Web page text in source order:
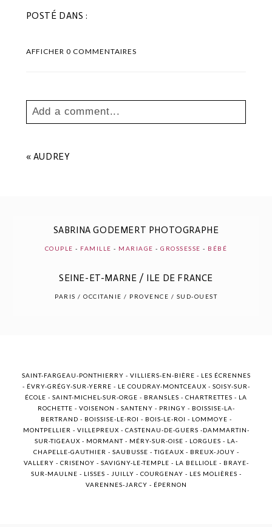
POSTÉ DANS :
AFFICHER0 COMMENTAIRES
Add a comment...
Les champs marqués sont requis *
POST COMMENT
« AUDREY
SABRINA GODEMERT PHOTOGRAPHE
COUPLE - FAMILLE - MARIAGE -GROSSESSE - BÉBÉ
SEINE-ET-MARNE / ILE DE FRANCE
PARIS / OCCITANIE / PROVENCE / SUD-OUEST
SAINT-FARGEAU-PONTHIERRY - VILLIERS-EN-BIÈRE - LES ÉCRENNES
- ÉVRY-GRÉGY-SUR-YERRE - LE COUDRAY-MONTCEAUX - SOISY-SUR-
ÉCOLE - SAINT-MICHEL-SUR-ORGE - BRANSLES - CHARTRETTES - LA
ROCHETTE - VOISENON - SANTENY - PRINGY - BOISSISE-LA-
BERTRAND - BOISSISE-LE-ROI - BOIS-LE-ROI - LOMMOYE -
MONTPELLIER - VILLEPREUX - CASTENAU-DE-GUERS -DAMMARTIN-
SUR-TIGEAUX - MORMANT - MÉRY-SUR-OISE - LORGUES - LA-
CHAPELLE-GAUTHIER - SAUBUSSE - TIGEAUX - BREUX-JOUY -
VALLERY - CRISENOY - SAVIGNY-LE-TEMPLE - LA BELLIOLE - BRAYE-
SUR-MAULNE - LISSES - JUILLY - COURGENAY - LES MOLIÈRES -
VARENNES-JARCY - ÉPERNON